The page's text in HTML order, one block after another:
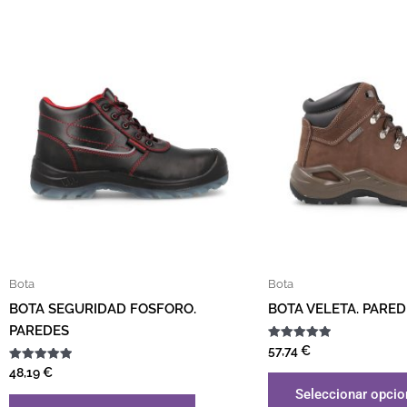
Bota
BOTA SEGURIDAD FOSFORO.
PAREDES
Valorado
con
5.00
48,19€
Bota
BOTA VELETA.
Valorado
con
5.00
57,74€
Seleccionar